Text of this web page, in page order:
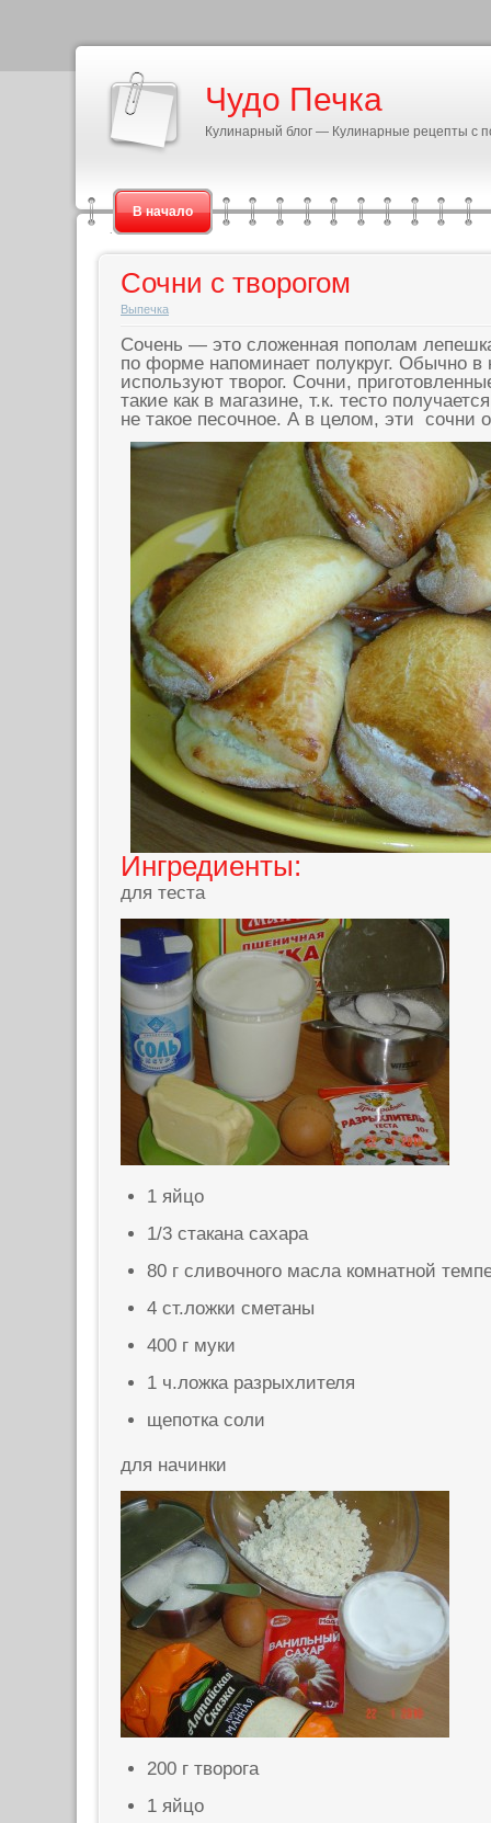
Чудо Печка
Кулинарный блог — Кулинарные рецепты с
В начало
Сочни с творогом
Выпечка
Сочень — это сложенная пополам
по форме напоминает полукруг. Обычно в
используют творог. Сочни,
такие как в магазине, т.к. тесто
не такое песочное. А в целом, эти сочни
Ингредиенты:
для теста
1 яйцо
1/3 стакана сахара
80 г сливочного масла комнатной
4 ст.ложки сметаны
400 г муки
1 ч.ложка разрыхлителя
щепотка соли
для начинки
200 г творога
1 яйцо